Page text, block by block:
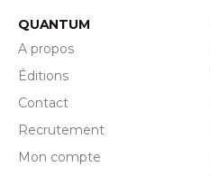
QUANTUM
A propos
Éditions
Contact
Recrutement
Mon compte